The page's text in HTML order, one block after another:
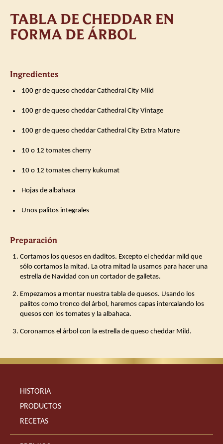
TABLA DE CHEDDAR EN
FORMA DE ÁRBOL
Ingredientes
️ 100 gr de queso cheddar Cathedral City Mild
️ 100 gr de queso cheddar Cathedral City Vintage
️ 100 gr de queso cheddar Cathedral City Extra Mature
️ 10 o 12 tomates cherry
️ 10 o 12 tomates cherry kukumat
️ Hojas de albahaca
️ Unos palitos integrales
Preparación
Cortamos los quesos en daditos. Excepto el cheddar mild que
sólo cortamos la mitad. La otra mitad la usamos para hacer una
estrella de Navidad con un cortador de galletas.
Empezamos a montar nuestra tabla de quesos. Usando los
palitos como tronco del árbol, haremos capas intercalando los
quesos con los tomates y la albahaca.
Coronamos el árbol con la estrella de queso cheddar Mild.
HISTORIA
PRODUCTOS
RECETAS